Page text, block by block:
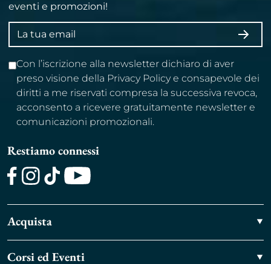
eventi e promozioni!
Indirizzo
email
Con l’iscrizione alla newsletter dichiaro di aver
preso visione della Privacy Policy e consapevole dei
diritti a me riservati compresa la successiva revoca,
acconsento a ricevere gratuitamente newsletter e
comunicazioni promozionali.
Restiamo connessi
Acquista
Corsi ed Eventi